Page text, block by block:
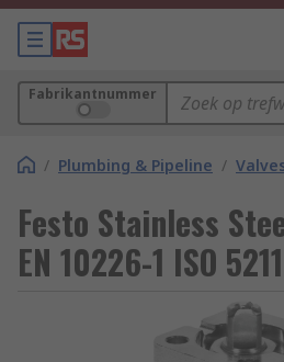
Fabrikantnummer
/ Plumbing & Pipeline /
Festo Stainless
EN 10226-1 ISO